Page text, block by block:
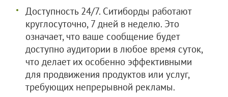
Доступность 24/7. Ситиборды работают
круглосуточно, 7 дней в неделю. Это
означает, что ваше сообщение будет
доступно аудитории в любое время суток,
что делает их особенно эффективными
для продвижения продуктов или услуг,
требующих непрерывной рекламы.